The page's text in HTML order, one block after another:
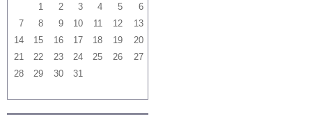
1
2 3 4 5
6
7
8 9 10 11 12
13
14
15 16 17 18 19
20
21
22 23 24 25 26
27
28
29 30 31